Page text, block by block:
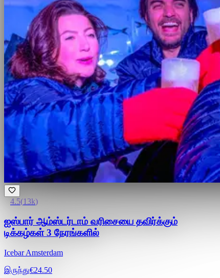
4.5(13k)
ஐஸ்பார் ஆம்ஸ்டர்டாம் வரிசையை தவிர்க்கும்
டிக்கழ்கள் 3 நேரங்களில்
Icebar Amsterdam
இருந்து€24.50